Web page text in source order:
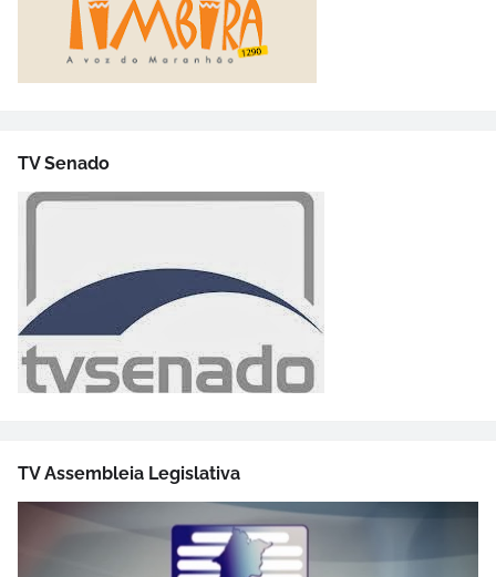
TV Senado
TV Assembleia Legislativa